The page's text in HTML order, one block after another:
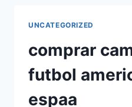
UNCATEGORIZED
comprar
futbol
espaa